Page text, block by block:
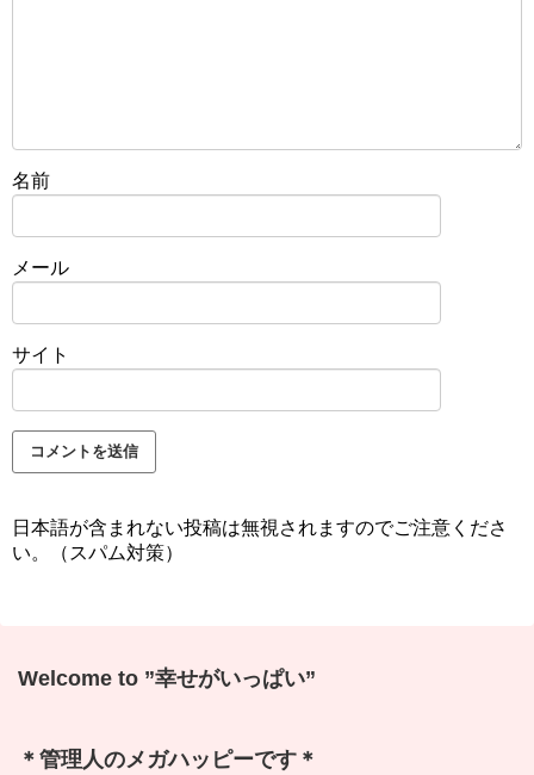
名前
メール
サイト
日本語が含まれない投稿は無視されますのでご注意くださ
い。（スパム対策）
Welcome to ”幸せがいっぱい”
＊管理人のメガハッピーです＊